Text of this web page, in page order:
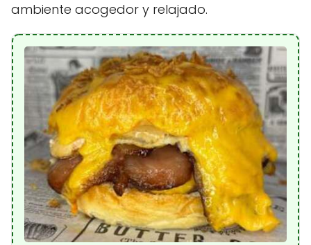
ambiente acogedor y relajado.